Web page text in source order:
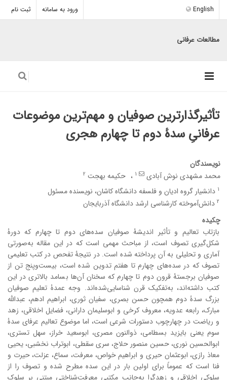
ورود به سامانه ثبت نام English
مطالعات عرفانی
تأثیرگذارترین صوفیان و مهم‌ترین موضوعات
عرفانیِ سدۀ دوم تا چهارم هجری
نویسندگان
محمد مشهدی نوش آبادی
1 حکیمه بهجت 2
1 دانشیار گروه ادیان و فلسفه دانشگاه کاشان، نویسنده مسئول
2 دانش‌آموخته کارشناسی ارشد دانشگاه آذربایجان
چکیده
بازتاب تعالیم و تأثیر اندیشۀ صوفیان سده‌های دوم تا چهارم که دورۀ
شکل‌گیری تصوف است، از مباحث مهمی است که در این مقاله به‌صورتی
آماری و تحلیلی به آن پرداخته شده است. در نتیجۀ تفحص در کتب تعلیمی
تصوف که در سده‌های چهارم تا هفتم تدوین شده است، بیست‌وپنج تن از
صوفیان برجستۀ قرون دوم تا چهارم که سخنان آن‌ها بسامد بالاتری در این
کتب داشته‌اند، به‌تفکیک قرن شناسایی‌شده‌اند. وجه عمدۀ تعلیم صوفیان
بزرگ سدۀ دوم همچون حسن بصری، سفیان ثوری، ابراهیم ادهم، عبدالله
مبارک، رابعه عدویه، معروف کرخی و ابوسلیمان دارانی، فضایل اخلاقی، زهد
و ریاضت در چهارچوب دستورات شرعی است، اما موضوع تعالیم عرفای سدۀ
سوم یعنی بایزید بسطامی، ذوالنون مصری، ابوسعید خراز، سهل تستری،
ابوالحسین نوری، حسین منصور حلاج، سری سقطی، ابوتراب نخشبی، یحیی
معاذ رازی، ابوعثمان حیری و ابراهیم خواص، معرفت، سماع، عزلت، حیرت و
فنا است که عموماً برای اولین بار در این سده مطرح‌ شده و تصوف را از
سلوکی اخلاقی و زهدگرا به‌جانب مکتبی معرفت‌شناختی مبتنی بر سلوک